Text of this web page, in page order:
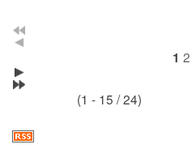
1 2
(1 - 15 / 24)